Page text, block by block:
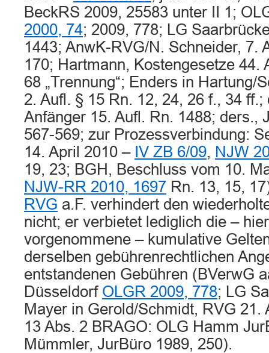
BeckRS 2009, 25583 unter II 1;
2000, 74; 2009, 778; LG
1443; AnwK-RVG/N. Schneider, 7.
170; Hartmann, Kostengesetze 44.
68 „Trennung“; Enders in Hartung/
2. Aufl. § 15 Rn. 12, 24, 26 f., 34
Anfänger 15. Aufl. Rn. 1488; ders.,
567-569; zur Prozessverbindung:
14. April 2010 – IV ZB 6/09, NJW
19, 23; BGH, Beschluss vom 10.
NJW-RR 2010, 1697 Rn. 13, 15,
RVG a.F. verhindert den
nicht; er verbietet lediglich die –
vorgenommene – kumulative
derselben gebührenrechtlichen
entstandenen Gebühren (BVerwG
Düsseldorf OLGR 2009, 778; LG
Mayer in Gerold/Schmidt, RVG 21.
13 Abs. 2 BRAGO: OLG Hamm
Mümmler, JurBüro 1989, 250).